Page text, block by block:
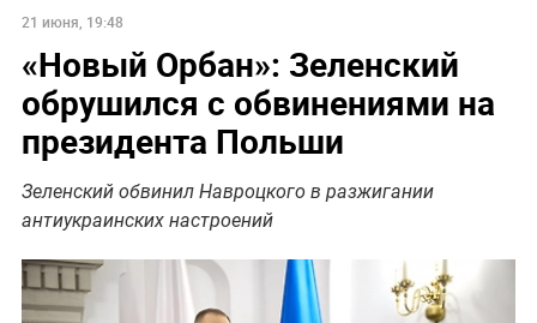
21 июня, 19:48
«Новый Орбан»: Зеленский
обрушился с обвинениями на
президента Польши
Зеленский обвинил Навроцкого в разжигании
антиукраинских настроений